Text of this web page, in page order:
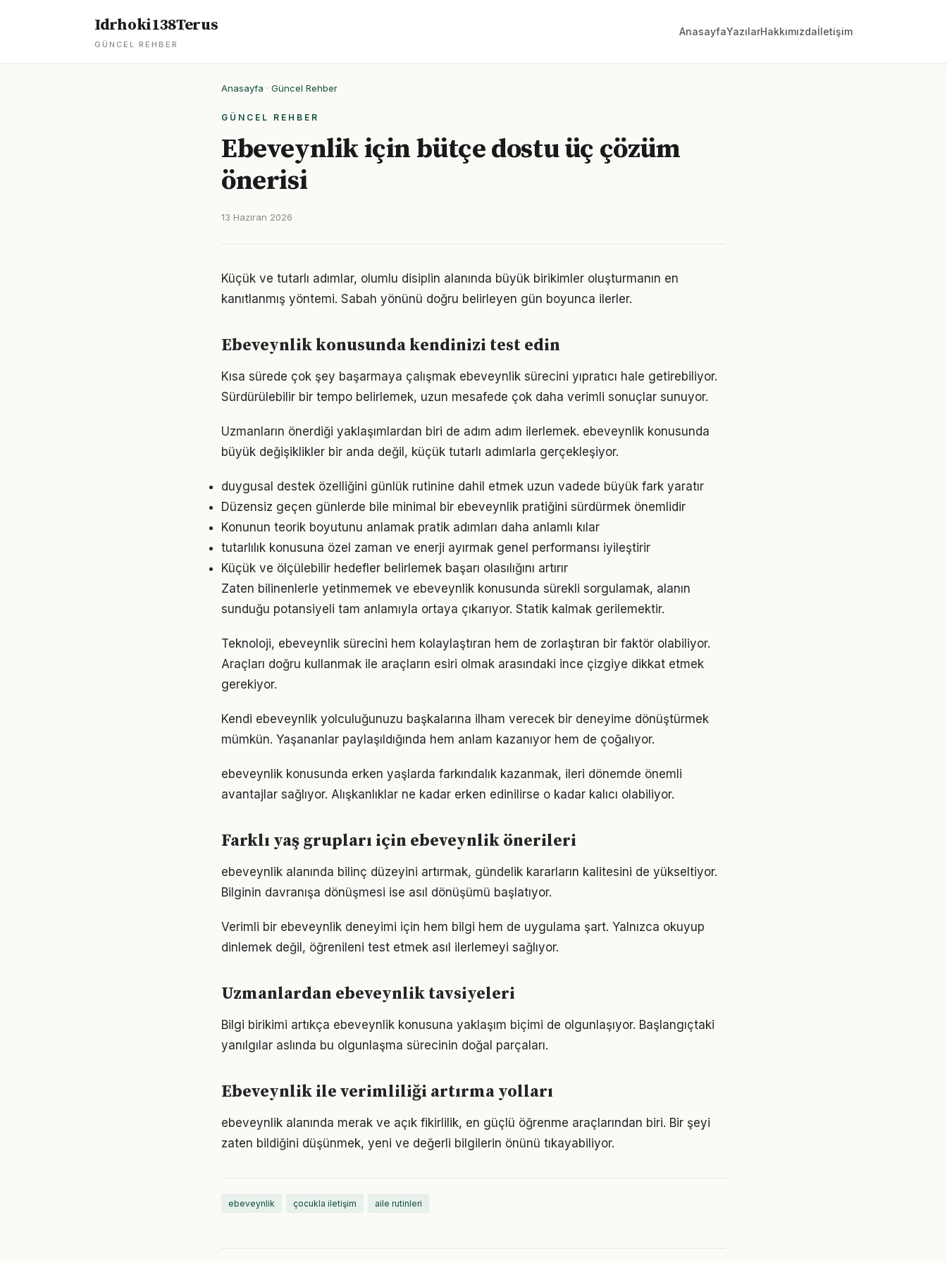
Idrhoki138Terus
GÜNCEL REHBER
AnasayfaYazılarHakkımızdaİletişim
Anasayfa · Güncel Rehber
GÜNCEL REHBER
Ebeveynlik için bütçe dostu üç çözüm
önerisi
13 Haziran 2026
Küçük ve tutarlı adımlar, olumlu disiplin alanında büyük birikimler oluşturmanın en
kanıtlanmış yöntemi. Sabah yönünü doğru belirleyen gün boyunca ilerler.
Ebeveynlik konusunda kendinizi test edin
Kısa sürede çok şey başarmaya çalışmak ebeveynlik sürecini yıpratıcı hale getirebiliyor.
Sürdürülebilir bir tempo belirlemek, uzun mesafede çok daha verimli sonuçlar sunuyor.
Uzmanların önerdiği yaklaşımlardan biri de adım adım ilerlemek. ebeveynlik konusunda
büyük değişiklikler bir anda değil, küçük tutarlı adımlarla gerçekleşiyor.
duygusal destek özelliğini günlük rutinine dahil etmek uzun vadede büyük fark yaratır
Düzensiz geçen günlerde bile minimal bir ebeveynlik pratiğini sürdürmek önemlidir
Konunun teorik boyutunu anlamak pratik adımları daha anlamlı kılar
tutarlılık konusuna özel zaman ve enerji ayırmak genel performansı iyileştirir
Küçük ve ölçülebilir hedefler belirlemek başarı olasılığını artırır
Zaten bilinenlerle yetinmemek ve ebeveynlik konusunda sürekli sorgulamak, alanın
sunduğu potansiyeli tam anlamıyla ortaya çıkarıyor. Statik kalmak gerilemektir.
Teknoloji, ebeveynlik sürecini hem kolaylaştıran hem de zorlaştıran bir faktör olabiliyor.
Araçları doğru kullanmak ile araçların esiri olmak arasındaki ince çizgiye dikkat etmek
gerekiyor.
Kendi ebeveynlik yolculuğunuzu başkalarına ilham verecek bir deneyime dönüştürmek
mümkün. Yaşananlar paylaşıldığında hem anlam kazanıyor hem de çoğalıyor.
ebeveynlik konusunda erken yaşlarda farkındalık kazanmak, ileri dönemde önemli
avantajlar sağlıyor. Alışkanlıklar ne kadar erken edinilirse o kadar kalıcı olabiliyor.
Farklı yaş grupları için ebeveynlik önerileri
ebeveynlik alanında bilinç düzeyini artırmak, gündelik kararların kalitesini de yükseltiyor.
Bilginin davranışa dönüşmesi ise asıl dönüşümü başlatıyor.
Verimli bir ebeveynlik deneyimi için hem bilgi hem de uygulama şart. Yalnızca okuyup
dinlemek değil, öğrenileni test etmek asıl ilerlemeyi sağlıyor.
Uzmanlardan ebeveynlik tavsiyeleri
Bilgi birikimi artıkça ebeveynlik konusuna yaklaşım biçimi de olgunlaşıyor. Başlangıçtaki
yanılgılar aslında bu olgunlaşma sürecinin doğal parçaları.
Ebeveynlik ile verimliliği artırma yolları
ebeveynlik alanında merak ve açık fikirlilik, en güçlü öğrenme araçlarından biri. Bir şeyi
zaten bildiğini düşünmek, yeni ve değerli bilgilerin önünü tıkayabiliyor.
ebeveynlik çocukla iletişim aile rutinleri